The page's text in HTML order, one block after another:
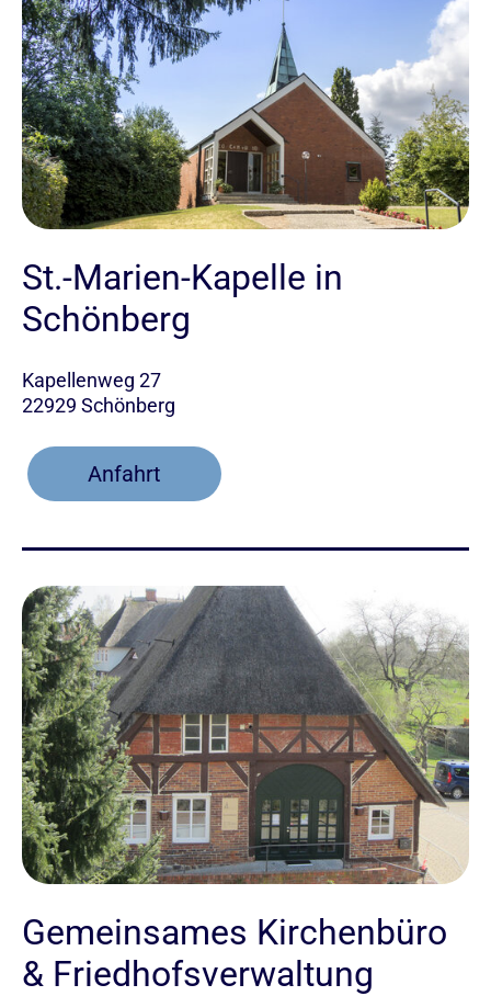
St.-Marien-Kapelle in
Schönberg
Kapellenweg 27
22929 Schönberg
Anfahrt
Gemeinsames Kirchenbüro
& Friedhofsverwaltung